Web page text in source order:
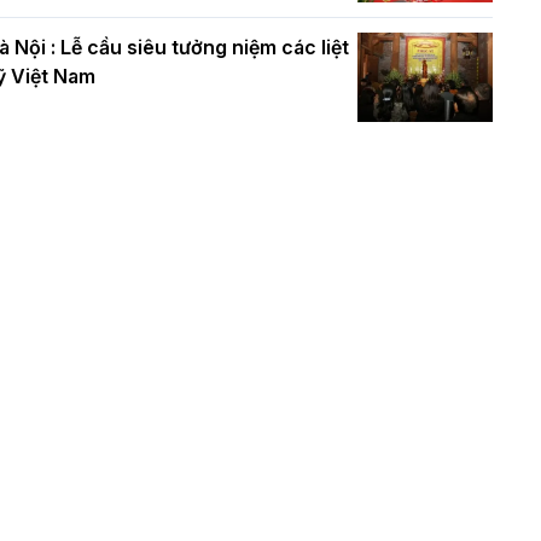
Nội : Lễ cầu siêu tưởng niệm các liệt
Việt Nam